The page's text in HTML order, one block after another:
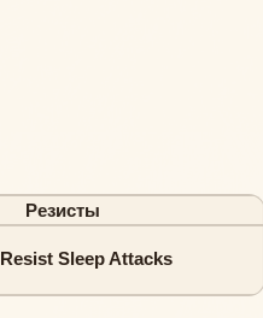
Резисты
Resist Sleep Attacks